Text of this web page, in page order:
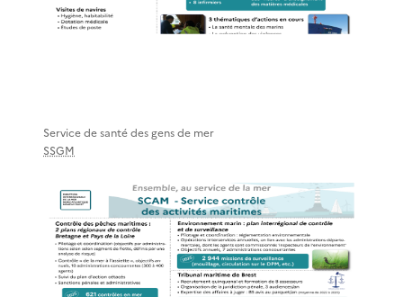
Service de santé des gens de mer
SSGM